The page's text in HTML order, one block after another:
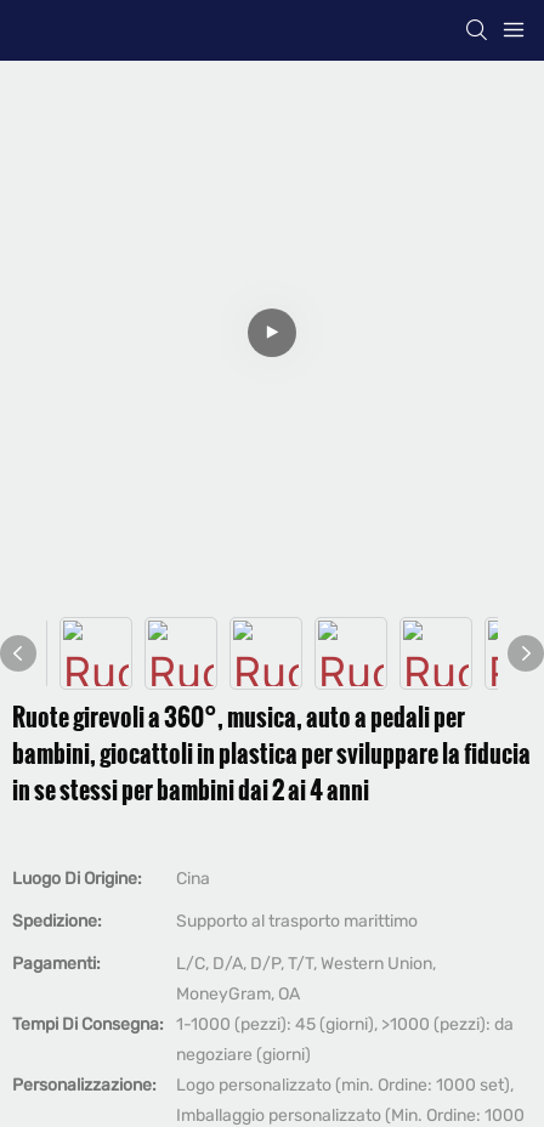
Ruote girevoli a 360°, musica, auto a pedali per
bambini, giocattoli in plastica per sviluppare la fiducia
in se stessi per bambini dai 2 ai 4 anni
Luogo Di Origine: Cina
Spedizione: Supporto al trasporto marittimo
Pagamenti:
L/C, D/A, D/P, T/T, Western Union,
MoneyGram, OA
Tempi Di Consegna:
1-1000 (pezzi): 45 (giorni), >1000 (pezzi): da
negoziare (giorni)
Personalizzazione:
Logo personalizzato (min. Ordine: 1000 set),
Imballaggio personalizzato (Min. Ordine: 1000